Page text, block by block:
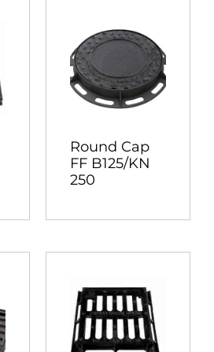
Round Cap
FF B125/KN
250